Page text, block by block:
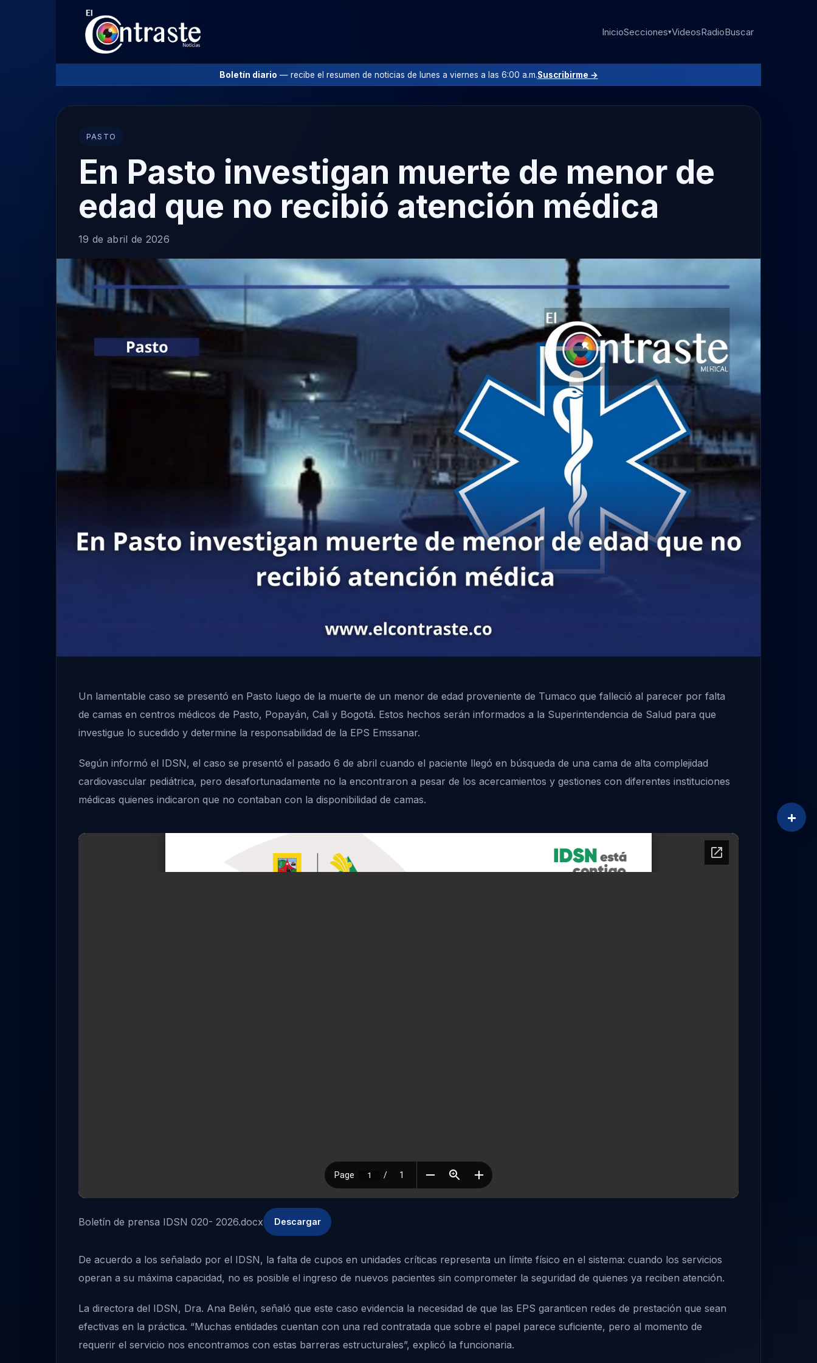
InicioSecciones▾VideosRadioBuscar
Boletín diario — recibe el resumen de noticias de lunes a viernes a las 6:00 a.m.Suscribirme →
PASTO
En Pasto investigan muerte de menor de
edad que no recibió atención médica
19 de abril de 2026
Un lamentable caso se presentó en Pasto luego de la muerte de un menor de edad proveniente de Tumaco que falleció al parecer por falta
de camas en centros médicos de Pasto, Popayán, Cali y Bogotá. Estos hechos serán informados a la Superintendencia de Salud para que
investigue lo sucedido y determine la responsabilidad de la EPS Emssanar.
Según informó el IDSN, el caso se presentó el pasado 6 de abril cuando el paciente llegó en búsqueda de una cama de alta complejidad
cardiovascular pediátrica, pero desafortunadamente no la encontraron a pesar de los acercamientos y gestiones con diferentes instituciones
médicas quienes indicaron que no contaban con la disponibilidad de camas.
Boletín de prensa IDSN 020- 2026.docx Descargar
De acuerdo a los señalado por el IDSN, la falta de cupos en unidades críticas representa un límite físico en el sistema: cuando los servicios
operan a su máxima capacidad, no es posible el ingreso de nuevos pacientes sin comprometer la seguridad de quienes ya reciben atención.
La directora del IDSN, Dra. Ana Belén, señaló que este caso evidencia la necesidad de que las EPS garanticen redes de prestación que sean
efectivas en la práctica. “Muchas entidades cuentan con una red contratada que sobre el papel parece suficiente, pero al momento de
requerir el servicio nos encontramos con estas barreras estructurales”, explicó la funcionaria.
+